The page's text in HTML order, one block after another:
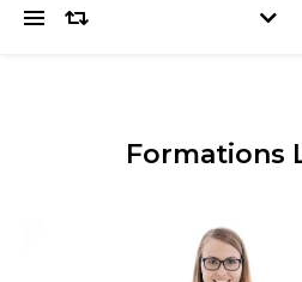
Formations